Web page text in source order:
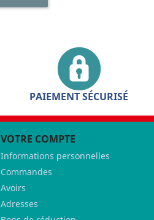
PAIEMENT SÉCURISÉ
VOTRE COMPTE
Informations personnelles
Commandes
Avoirs
Adresses